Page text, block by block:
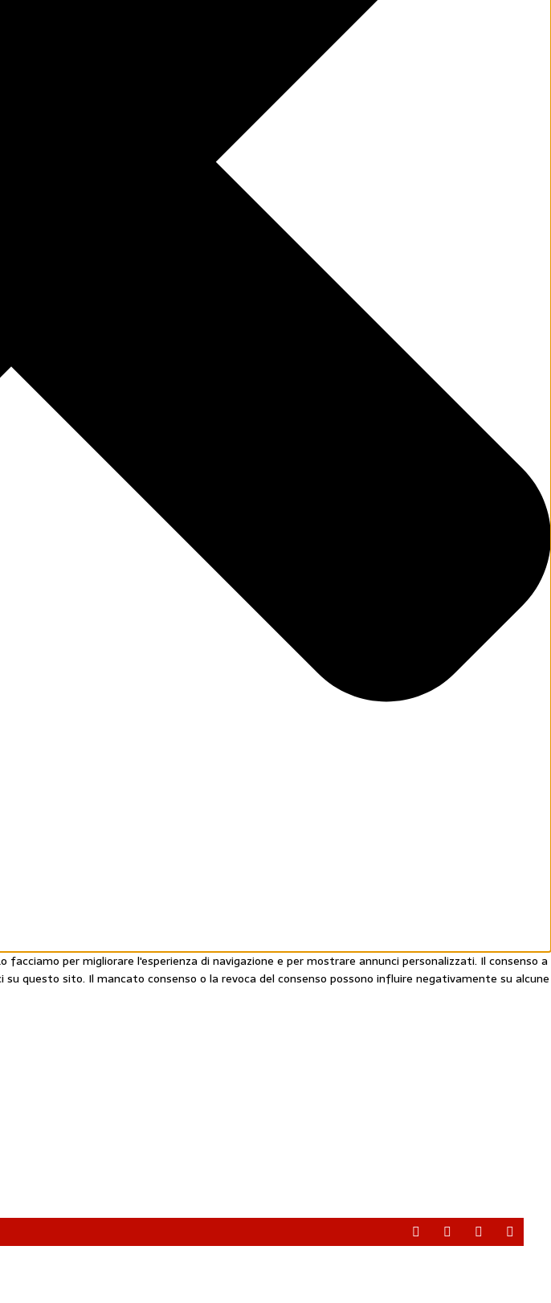
per migliorare l'esperienza di navigazione e per mostrare annunci personalizzati. Il consenso a
questo sito. Il mancato consenso o la revoca del consenso possono influire negativamente su alcune